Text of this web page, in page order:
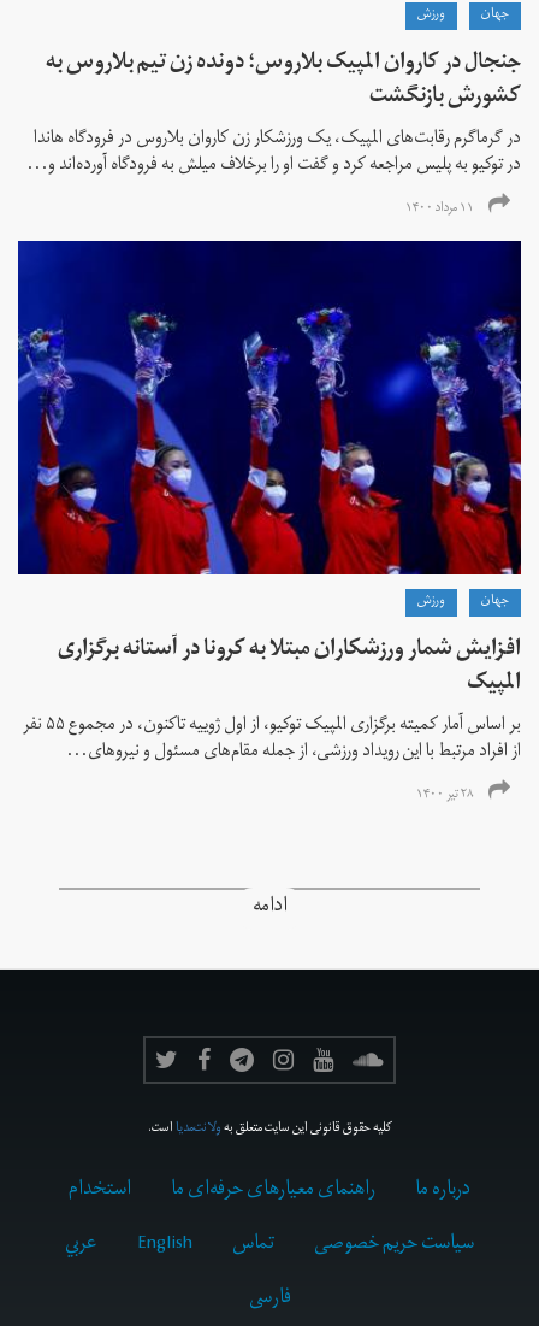
جهان ورزش
جنجال در کاروان المپیک بلاروس؛ دونده زن تیم بلاروس به
کشورش بازنگشت
در گرماگرم رقابت‌های المپیک، یک ورزشکار زن کاروان بلاروس در فرودگاه هاندا
در توکیو به پلیس مراجعه کرد و گفت او را برخلاف میلش به فرودگاه آورده‌اند و...
۱۱ مرداد ۱۴۰۰
جهان ورزش
افزایش شمار ورزشکاران مبتلا به کرونا در آستانه برگزاری
المپیک
بر اساس آمار کمیته برگزاری المپیک توکیو، از اول ژوییه تاکنون، در مجموع ۵۵ نفر
از افراد مرتبط با این رویداد ورزشی، از جمله مقام‌های مسئول و نیروهای...
۲۸ تیر ۱۴۰۰
ادامه
کلیه حقوق قانونی این سایت متعلق بهولانت‌مدیااست.
درباره ما راهنمای معیارهای حرفه‌ای ما
استخدام
سیاست حریم خصوصی
تماس English
عربي
فارسى